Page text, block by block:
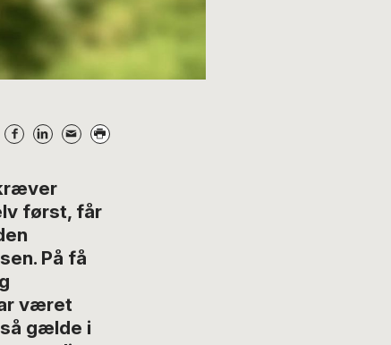
først, får
På få
været
gælde i